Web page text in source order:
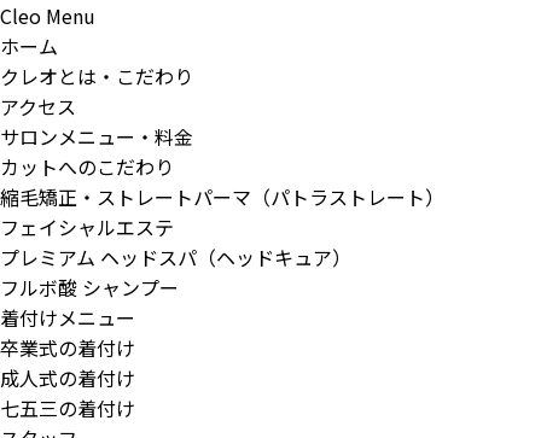
Cleo Menu
ホーム
クレオとは・こだわり
アクセス
サロンメニュー・料金
カットへのこだわり
縮毛矯正・ストレートパーマ（パトラストレート）
フェイシャルエステ
プレミアム ヘッドスパ（ヘッドキュア）
フルボ酸 シャンプー
着付けメニュー
卒業式の着付け
成人式の着付け
七五三の着付け